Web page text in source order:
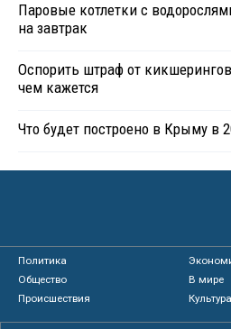
Паровые котлетки с
на завтрак
Оспорить штраф от
чем кажется
Что будет построено в Крыму в
Политика
Общество
В мире
Происшествия
Культура